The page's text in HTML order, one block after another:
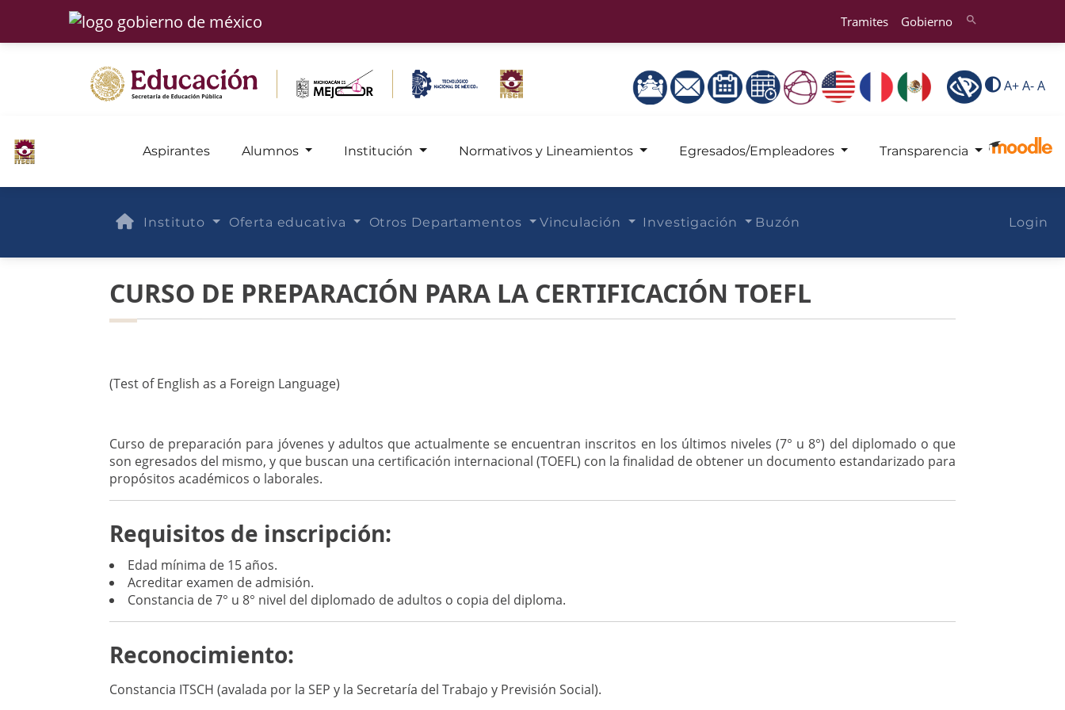
Tramites Gobierno search
A+A-A
Aspirantes Alumnos Institución Normativos y Lineamientos Egresados/Empleadores Transparencia
Instituto Oferta educativa Otros Departamentos Vinculación Investigación Buzón Login
CURSO DE PREPARACIÓN PARA LA CERTIFICACIÓN TOEFL
(Test of English as a Foreign Language)
Curso de preparación para jóvenes y adultos que actualmente se encuentran inscritos en los últimos niveles (7° u 8°) del diplomado o que
son egresados del mismo, y que buscan una certificación internacional (TOEFL) con la finalidad de obtener un documento estandarizado para
propósitos académicos o laborales.
Requisitos de inscripción:
Edad mínima de 15 años.
Acreditar examen de admisión.
Constancia de 7° u 8° nivel del diplomado de adultos o copia del diploma.
Reconocimiento:
Constancia ITSCH (avalada por la SEP y la Secretaría del Trabajo y Previsión Social).